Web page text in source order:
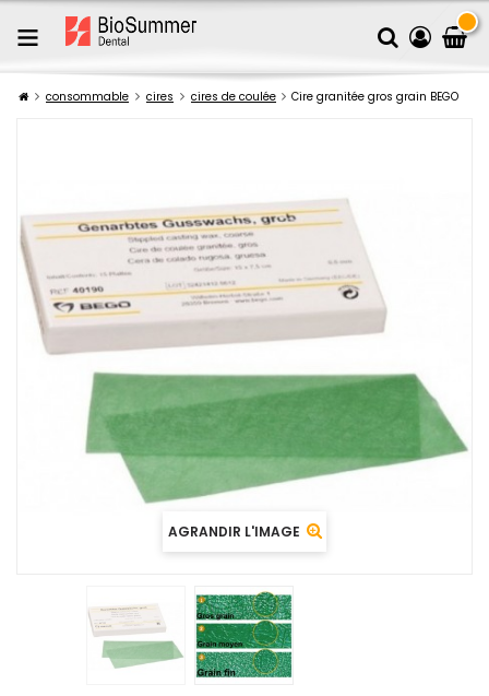
consommable cires cires de coulée Cire granitée gros grain BEGO
AGRANDIR L'IMAGE